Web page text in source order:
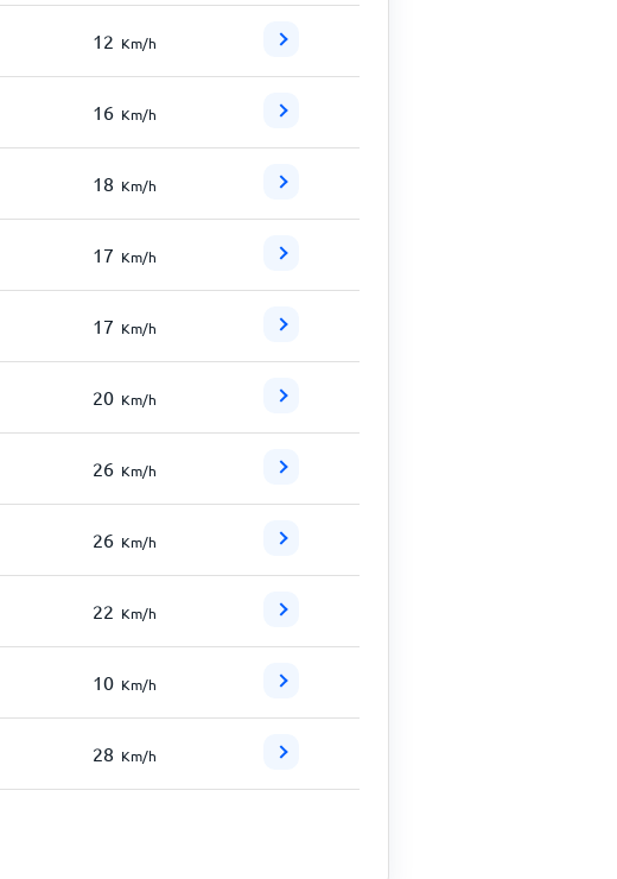
12 Km/h
16 Km/h
18 Km/h
17 Km/h
17 Km/h
20 Km/h
26 Km/h
26 Km/h
22 Km/h
10 Km/h
28 Km/h